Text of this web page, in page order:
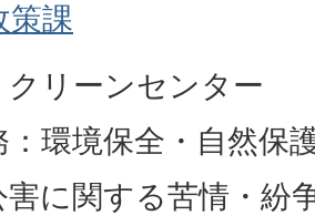
策課
クリーンセンター
：環境保全・自然保
害に関する苦情・紛